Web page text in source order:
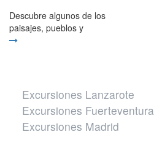
Descubre algunos de los
paisajes, pueblos y
Excursiones Lanzarote
Excursiones Fuerteventura
Excursiones Madrid